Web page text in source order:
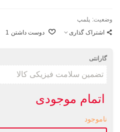
وضعیت: پلمپ
اشتراک گذاری
دوست داشتن 1
گارانتی
اتمام موجودی
ناموجود